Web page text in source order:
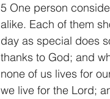
5 One person
alike. Each of them
day as special does
thanks to God; and
none of us lives for
we live for the Lord;